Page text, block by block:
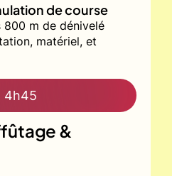
de course
800 m de dénivelé
matériel, et
4h45
&